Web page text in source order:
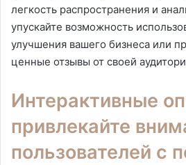
легкость распространения и
упускайте возможность
улучшения вашего бизнеса или
ценные отзывы от своей
Интерактивные
привлекайте
пользователей с